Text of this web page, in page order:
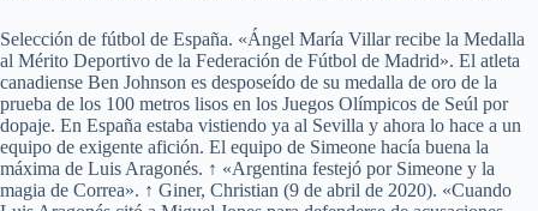
Selección de fútbol de España. «Ángel María Villar recibe la Medalla
al Mérito Deportivo de la Federación de Fútbol de Madrid». El atleta
canadiense Ben Johnson es desposeído de su medalla de oro de la
prueba de los 100 metros lisos en los Juegos Olímpicos de Seúl por
dopaje. En España estaba vistiendo ya al Sevilla y ahora lo hace a un
equipo de exigente afición. El equipo de Simeone hacía buena la
máxima de Luis Aragonés. ↑ «Argentina festejó por Simeone y la
magia de Correa». ↑ Giner, Christian (9 de abril de 2020). «Cuando